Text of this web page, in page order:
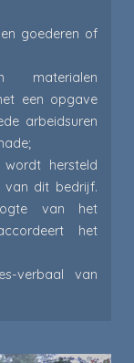
goederen of
materialen
een opgave
arbeidsuren
hersteld
van dit bedrijf.
van het
het
verbaal van